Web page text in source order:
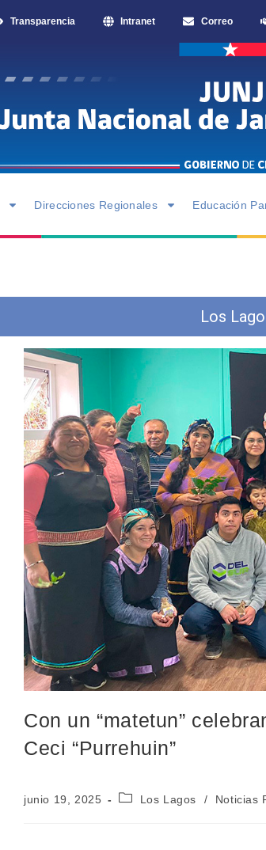
Transparencia Intranet Correo
Direcciones Regionales Educación
Los
Con un “matetun”
Ceci “Purrehuin”
junio 19, 2025 Los Lagos / Noticias